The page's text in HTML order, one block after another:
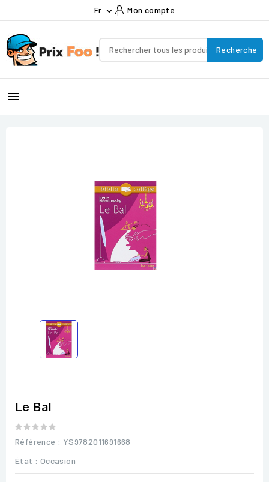
Fr  Mon compte
Recherche

Le Bal
Référence : YS9782011691668
État : Occasion